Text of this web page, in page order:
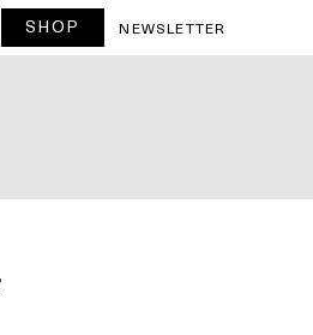
SHOP NEWSLETTER